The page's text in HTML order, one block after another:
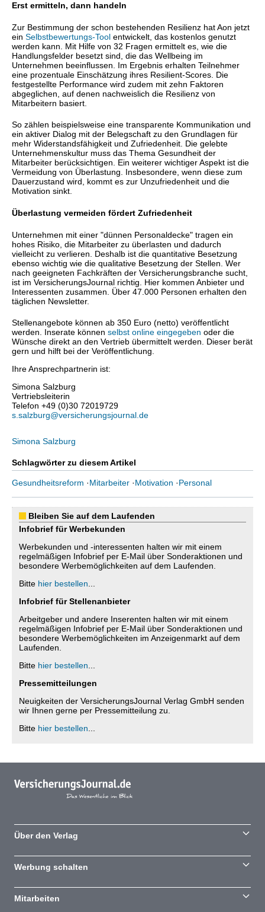
Erst ermitteln, dann handeln
Zur Bestimmung der schon bestehenden Resilienz hat Aon jetzt
ein Selbstbewertungs-Tool entwickelt, das kostenlos genutzt
werden kann. Mit Hilfe von 32 Fragen ermittelt es, wie die
Handlungsfelder besetzt sind, die das Wellbeing im
Unternehmen beeinflussen. Im Ergebnis erhalten Teilnehmer
eine prozentuale Einschätzung ihres Resilient-Scores. Die
festgestellte Performance wird zudem mit zehn Faktoren
abgeglichen, auf denen nachweislich die Resilienz von
Mitarbeitern basiert.
So zählen beispielsweise eine transparente Kommunikation und
ein aktiver Dialog mit der Belegschaft zu den Grundlagen für
mehr Widerstandsfähigkeit und Zufriedenheit. Die gelebte
Unternehmenskultur muss das Thema Gesundheit der
Mitarbeiter berücksichtigen. Ein weiterer wichtiger Aspekt ist die
Vermeidung von Überlastung. Insbesondere, wenn diese zum
Dauerzustand wird, kommt es zur Unzufriedenheit und die
Motivation sinkt.
Überlastung vermeiden fördert Zufriedenheit
Unternehmen mit einer "dünnen Personaldecke" tragen ein
hohes Risiko, die Mitarbeiter zu überlasten und dadurch
vielleicht zu verlieren. Deshalb ist die quantitative Besetzung
ebenso wichtig wie die qualitative Besetzung der Stellen. Wer
nach geeigneten Fachkräften der Versicherungsbranche sucht,
ist im VersicherungsJournal richtig. Hier kommen Anbieter und
Interessenten zusammen. Über 47.000 Personen erhalten den
täglichen Newsletter.
Stellenangebote können ab 350 Euro (netto) veröffentlicht
werden. Inserate können selbst online eingegeben oder die
Wünsche direkt an den Vertrieb übermittelt werden. Dieser berät
gern und hilft bei der Veröffentlichung.
Ihre Ansprechpartnerin ist:
Simona Salzburg
Vertriebsleiterin
Telefon +49 (0)30 72019729
s.salzburg@versicherungsjournal.de
Simona Salzburg
Schlagwörter zu diesem Artikel
Gesundheitsreform ·Mitarbeiter ·Motivation ·Personal
Bleiben Sie auf dem Laufenden
Infobrief für Werbekunden
Werbekunden und -interessenten halten wir mit einem
regelmäßigen Infobrief per E-Mail über Sonderaktionen und
besondere Werbemöglichkeiten auf dem Laufenden.
Bitte hier bestellen
Infobrief für Stellenanbieter
Arbeitgeber und andere Inserenten halten wir mit einem
regelmäßigen Infobrief per E-Mail über Sonderaktionen und
besondere Werbemöglichkeiten im Anzeigenmarkt auf dem
Laufenden.
Bitte hier bestellen
Pressemitteilungen
Neuigkeiten der VersicherungsJournal Verlag GmbH senden
wir Ihnen gerne per Pressemitteilung zu.
Bitte hier bestellen
Über den Verlag
Werbung schalten
Mitarbeiten